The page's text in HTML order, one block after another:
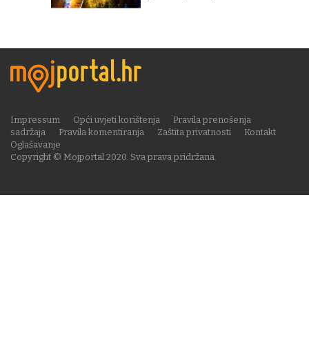
Copyright © Mojportal 2020. Sva prava pridržana.
Impressum Opći uvjeti korištenja
Pravila prenošenja
sadržaja
Pravila komentiranja Zaštita privatnosti
Kontakt
Oglašavanje